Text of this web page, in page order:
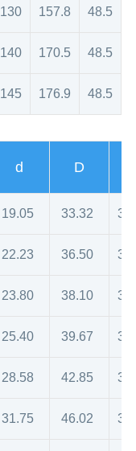
130 157.8 48.5
140 170.5 48.5
145 176.9 48.5
d D
19.05 33.32
22.23 36.50
23.80 38.10
25.40 39.67
28.58 42.85
31.75 46.02